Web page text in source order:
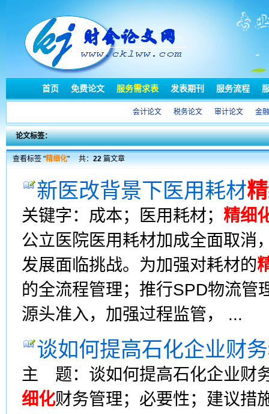
首页 免费论文 服务需求表 发表期刊 服务流程
会计论文 税务论文 审计论文 金
论文标签：
查看标签 "精细化" 共：22篇文章
新医改背景下医用耗材
关键字：成本；医用耗材； 精细
公立医院医用耗材加成全面取消
发展面临挑战。为加强对耗材的
的全流程管理；推行SPD物流管
源头准入，加强过程监管， ...
谈如何提高石化企业财务
主 题：谈如何提高石化企业财
细化财务管理；必要性；建议